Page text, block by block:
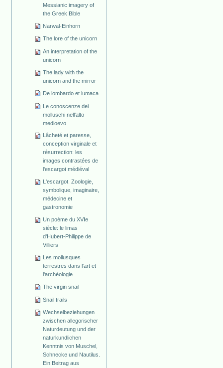
Messianic imagery of
the Greek Bible
Narwal-Einhorn
The lore of the unicorn
An interpretation of the
unicorn
The lady with the
unicorn and the mirror
De lombardo et lumaca
Le conoscenze dei
molluschi nell'alto
medioevo
Lâcheté et paresse,
conception virginale et
résurrection: les
images contrastées de
l'escargot médiéval
L'escargot. Zoologie,
symbolique, imaginaire,
médecine et
gastronomie
Un poème du XVIe
siècle: le limas
d'Hubert-Philippe de
Villiers
Les mollusques
terrestres dans l'art et
l'archéologie
The virgin snail
Snail trails
Wechselbeziehungen
zwischen allegorischer
Naturdeutung und der
naturkundlichen
Kenntnis von Muschel,
Schnecke und Nautilus.
Ein Beitrag aus